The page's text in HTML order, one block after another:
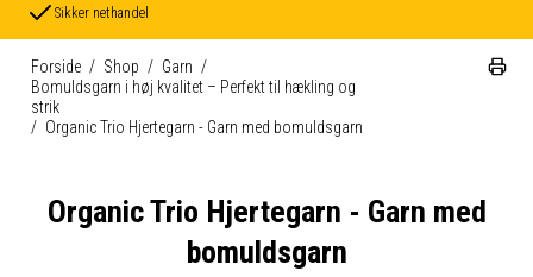
Sikker nethandel
Forside / Shop / Garn /
Bomuldsgarn i høj kvalitet – Perfekt til hækling og
strik
/ Organic Trio Hjertegarn - Garn med bomuldsgarn
Organic Trio Hjertegarn - Garn med
bomuldsgarn